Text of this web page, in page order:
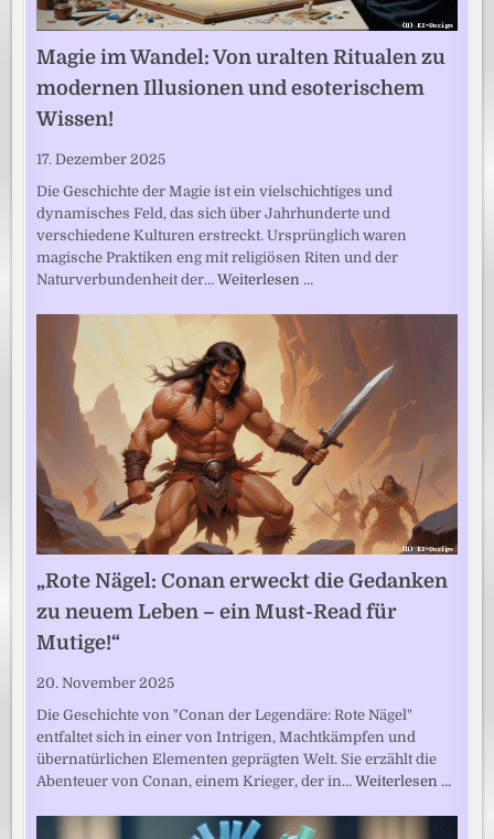
Magie im Wandel: Von uralten Ritualen zu
modernen Illusionen und esoterischem
Wissen!
17. Dezember 2025
Die Geschichte der Magie ist ein vielschichtiges und
dynamisches Feld, das sich über Jahrhunderte und
verschiedene Kulturen erstreckt. Ursprünglich waren
magische Praktiken eng mit religiösen Riten und der
Naturverbundenheit der…Weiterlesen …
„Rote Nägel: Conan erweckt die Gedanken
zu neuem Leben – ein Must-Read für
Mutige!“
20. November 2025
Die Geschichte von "Conan der Legendäre: Rote Nägel"
entfaltet sich in einer von Intrigen, Machtkämpfen und
übernatürlichen Elementen geprägten Welt. Sie erzählt die
Abenteuer von Conan, einem Krieger, der in…Weiterlesen …